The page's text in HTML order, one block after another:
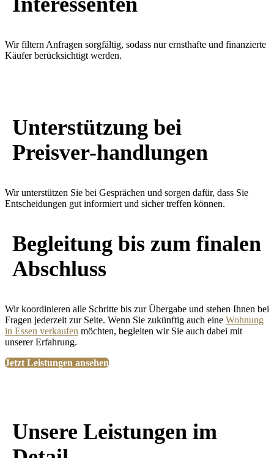
Wir filtern Anfragen sorgfältig, sodass nur ernsthafte und finanzierte
Käufer berücksichtigt werden.
Unterstützung bei
Preisver-handlungen
Wir unterstützen Sie bei Gesprächen und sorgen dafür, dass Sie
Entscheidungen gut informiert und sicher treffen können.
Begleitung bis zum finalen
Abschluss
Wir koordinieren alle Schritte bis zur Übergabe und stehen Ihnen bei
Fragen jederzeit zur Seite. Wenn Sie zukünftig auch eine Wohnung
in Essen verkaufen möchten, begleiten wir Sie auch dabei mit
unserer Erfahrung.
Jetzt Leistungen ansehen
Unsere Leistungen im